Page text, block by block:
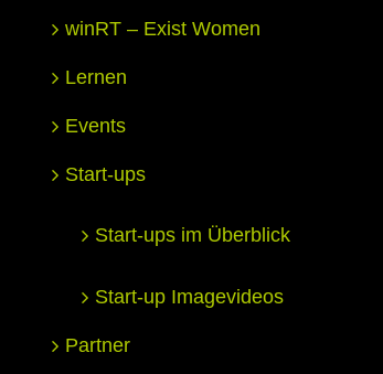
winRT – Exist Women
Lernen
Events
Start-ups
Start-ups im Überblick
Start-up Imagevideos
Partner